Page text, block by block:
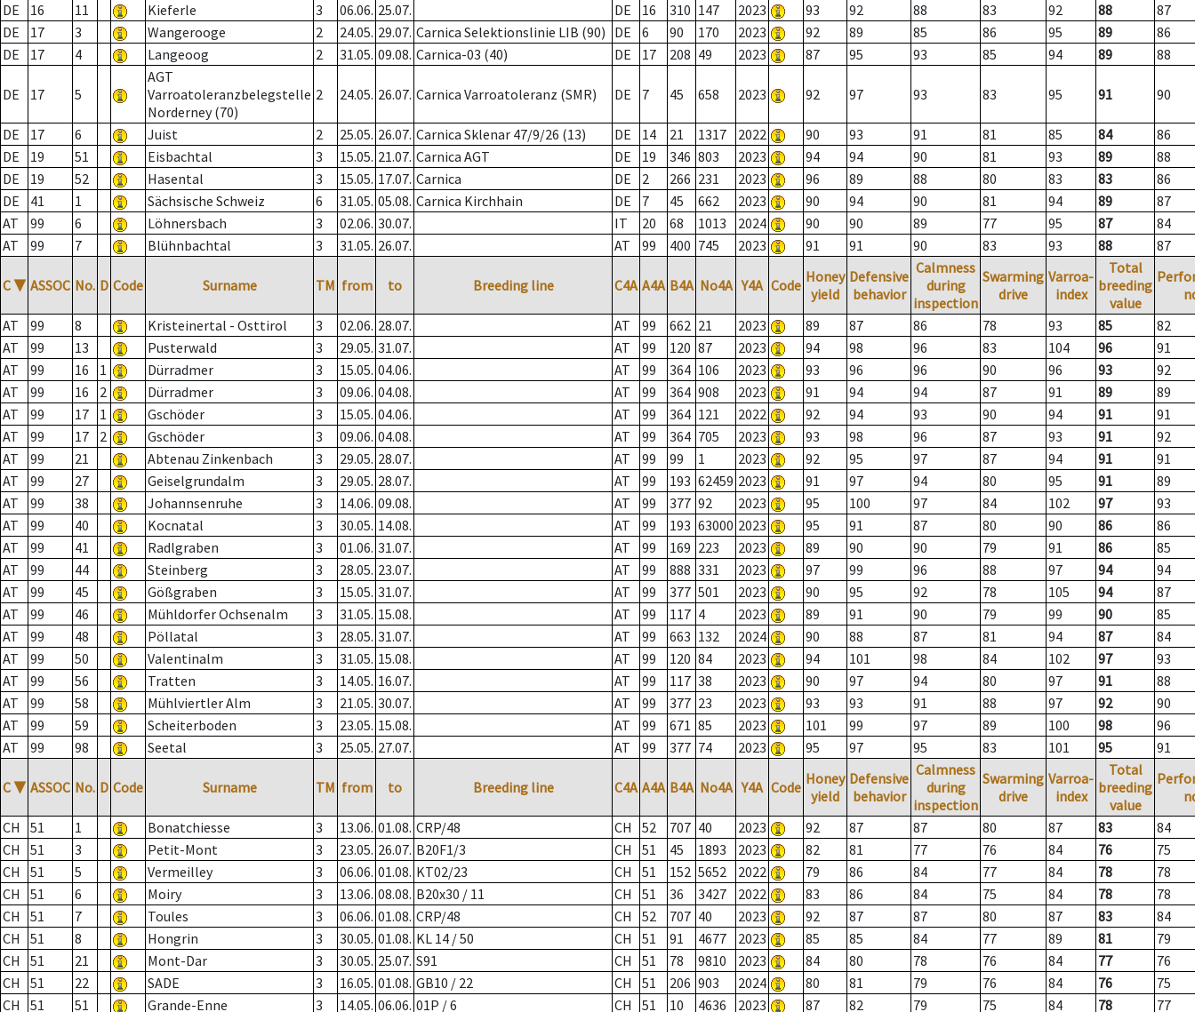
DE
16 11 Kieferle 3 06.06. 25.07. DE 16 310 147 2023 93 92 88 83 92 88
87
DE
17 3 Wangerooge 2 24.05. 29.07. Carnica Selektionslinie LIB (90) DE 6 90 170 2023 92 89 85 86 95 89
86
DE
17 4 Langeoog 2 31.05. 09.08. Carnica-03 (40) DE 17 208 49 2023 87 95 93 85 94 89 88
DE 17 5
AGT
Varroatoleranzbelegstelle
Norderney (70)
2 24.05. 26.07. Carnica Varroatoleranz (SMR) DE 7 45 658 2023 92 97 93 83 95 91 90
DE 17 6 Juist 2 25.05. 26.07. Carnica Sklenar 47/9/26 (13) DE 14 21 1317 2022 90 93 91 81 85 84
86
DE
19 51 Eisbachtal 3 15.05. 21.07. Carnica AGT DE 19 346 803 2023 94 94 90 81 93 89
88
DE
19 52 Hasental 3 15.05. 17.07. Carnica DE 2 266 231 2023 96 89 88 80 83 83
86
DE
41 1 Sächsische Schweiz 6 31.05. 05.08. Carnica Kirchhain DE 7 45 662 2023 90 94 90 81 94 89
87
AT
99 6 Löhnersbach 3 02.06. 30.07. IT 20 68 1013 2024 90 90 89 77 95 87
84
AT
99 7 Blühnbachtal 3 31.05. 26.07. AT 99 400 745 2023 91 91 90 83 93 88 87
C ▼ ASSOC No. D Code Surname TM from to Breeding line C4A A4A B4A No4A Y4A Code Honey
yield
Defensive
behavior
Calmness
during
inspection
Swarming
drive
Varroa-
index
Total
breeding
value
AT
99 8 Kristeinertal - Osttirol 3 02.06. 28.07. AT 99 662 21 2023 89 87 86 78 93 85
82
AT
99 13 Pusterwald 3 29.05. 31.07. AT 99 120 87 2023 94 98 96 83 104 96
91
AT
99 16 1 Dürradmer 3 15.05. 04.06. AT 99 364 106 2023 93 96 96 90 96 93
92
AT
99 16 2 Dürradmer 3 09.06. 04.08. AT 99 364 908 2023 91 94 94 87 91 89
89
AT
99 17 1 Gschöder 3 15.05. 04.06. AT 99 364 121 2022 92 94 93 90 94 91
91
AT
99 17 2 Gschöder 3 09.06. 04.08. AT 99 364 705 2023 93 98 96 87 93 91
92
AT
99 21 Abtenau Zinkenbach 3 29.05. 28.07. AT 99 99 1 2023 92 95 97 87 94 91
91
AT
99 27 Geiselgrundalm 3 29.05. 28.07. AT 99 193 62459 2023 91 97 94 80 95 91
89
AT
99 38 Johannsenruhe 3 14.06. 09.08. AT 99 377 92 2023 95 100 97 84 102 97
93
AT
99 40 Kocnatal 3 30.05. 14.08. AT 99 193 63000 2023 95 91 87 80 90 86
86
AT
99 41 Radlgraben 3 01.06. 31.07. AT 99 169 223 2023 89 90 90 79 91 86
85
AT
99 44 Steinberg 3 28.05. 23.07. AT 99 888 331 2023 97 99 96 88 97 94
94
AT
99 45 Gößgraben 3 15.05. 31.07. AT 99 377 501 2023 90 95 92 78 105 94
87
AT
99 46 Mühldorfer Ochsenalm 3 31.05. 15.08. AT 99 117 4 2023 89 91 90 79 99 90
85
AT
99 48 Pöllatal 3 28.05. 31.07. AT 99 663 132 2024 90 88 87 81 94 87
84
AT
99 50 Valentinalm 3 31.05. 15.08. AT 99 120 84 2023 94 101 98 84 102 97
93
AT
99 56 Tratten 3 14.05. 16.07. AT 99 117 38 2023 90 97 94 80 97 91
88
AT
99 58 Mühlviertler Alm 3 21.05. 30.07. AT 99 377 23 2023 93 93 91 88 97 92
90
AT
99 59 Scheiterboden 3 23.05. 15.08. AT 99 671 85 2023 101 99 97 89 100 98
96
AT
99 98 Seetal 3 25.05. 27.07. AT 99 377 74 2023 95 97 95 83 101 95 91
C ▼ ASSOC No. D Code Surname TM from to Breeding line C4A A4A B4A No4A Y4A Code Honey
yield
Defensive
behavior
Calmness
during
inspection
Swarming
drive
Varroa-
index
Total
breeding
value
CH
51 1 Bonatchiesse 3 13.06. 01.08. CRP/48 CH 52 707 40 2023 92 87 87 80 87 83
84
CH
51 3 Petit-Mont 3 23.05. 26.07. B20F1/3 CH 51 45 1893 2023 82 81 77 76 84 76
75
CH
51 5 Vermeilley 3 06.06. 01.08. KT02/23 CH 51 152 5652 2022 79 86 84 77 84 78
78
CH
51 6 Moiry 3 13.06. 08.08. B20x30 / 11 CH 51 36 3427 2022 83 86 84 75 84 78
78
CH
51 7 Toules 3 06.06. 01.08. CRP/48 CH 52 707 40 2023 92 87 87 80 87 83
84
CH
51 8 Hongrin 3 30.05. 01.08. KL 14 / 50 CH 51 91 4677 2023 85 85 84 77 89 81
79
CH
51 21 Mont-Dar 3 30.05. 25.07. S91 CH 51 78 9810 2023 84 80 78 76 84 77
76
CH
51 22 SADE 3 16.05. 01.08. GB10 / 22 CH 51 206 903 2024 80 81 79 76 84 76
75
CH
51 51 Grande-Enne 3 14.05. 06.06. 01P / 6 CH 51 10 4636 2023 87 82 79 75 84 78 77